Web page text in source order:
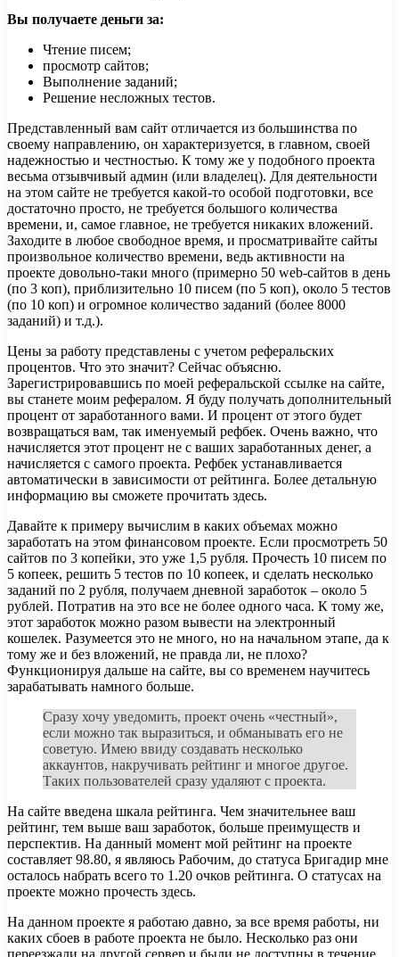
Вы получаете деньги за:
Чтение писем;
просмотр сайтов;
Выполнение заданий;
Решение несложных тестов.
Представленный вам сайт отличается из большинства по
своему направлению, он характеризуется, в главном, своей
надежностью и честностью. К тому же у подобного проекта
весьма отзывчивый админ (или владелец). Для деятельности
на этом сайте не требуется какой-то особой подготовки, все
достаточно просто, не требуется большого количества
времени, и, самое главное, не требуется никаких вложений.
Заходите в любое свободное время, и просматривайте сайты
произвольное количество времени, ведь активности на
проекте довольно-таки много (примерно 50 web-сайтов в день
(по 3 коп), приблизительно 10 писем (по 5 коп), около 5 тестов
(по 10 коп) и огромное количество заданий (более 8000
заданий) и т.д.).
Цены за работу представлены с учетом реферальских
процентов. Что это значит? Сейчас объясню.
Зарегистрировавшись по моей реферальской ссылке на сайте,
вы станете моим рефералом. Я буду получать дополнительный
процент от заработанного вами. И процент от этого будет
возвращаться вам, так именуемый рефбек. Очень важно, что
начисляется этот процент не с ваших заработанных денег, а
начисляется с самого проекта. Рефбек устанавливается
автоматически в зависимости от рейтинга. Более детальную
информацию вы сможете прочитать здесь.
Давайте к примеру вычислим в каких объемах можно
заработать на этом финансовом проекте. Если просмотреть 50
сайтов по 3 копейки, это уже 1,5 рубля. Прочесть 10 писем по
5 копеек, решить 5 тестов по 10 копеек, и сделать несколько
заданий по 2 рубля, получаем дневной заработок – около 5
рублей. Потратив на это все не более одного часа. К тому же,
этот заработок можно разом вывести на электронный
кошелек. Разумеется это не много, но на начальном этапе, да к
тому же и без вложений, не правда ли, не плохо?
Функционируя дальше на сайте, вы со временем научитесь
зарабатывать намного больше.
Сразу хочу уведомить, проект очень «честный»,
если можно так выразиться, и обманывать его не
советую. Имею ввиду создавать несколько
аккаунтов, накручивать рейтинг и многое другое.
Таких пользователей сразу удаляют с проекта.
На сайте введена шкала рейтинга. Чем значительнее ваш
рейтинг, тем выше ваш заработок, больше преимуществ и
перспектив. На данный момент мой рейтинг на проекте
составляет 98.80, я являюсь Рабочим, до статуса Бригадир мне
осталось набрать всего то 1.20 очков рейтинга. О статусах на
проекте можно прочесть здесь.
На данном проекте я работаю давно, за все время работы, ни
каких сбоев в работе проекта не было. Несколько раз они
переезжали на другой сервер и были не доступны в течение